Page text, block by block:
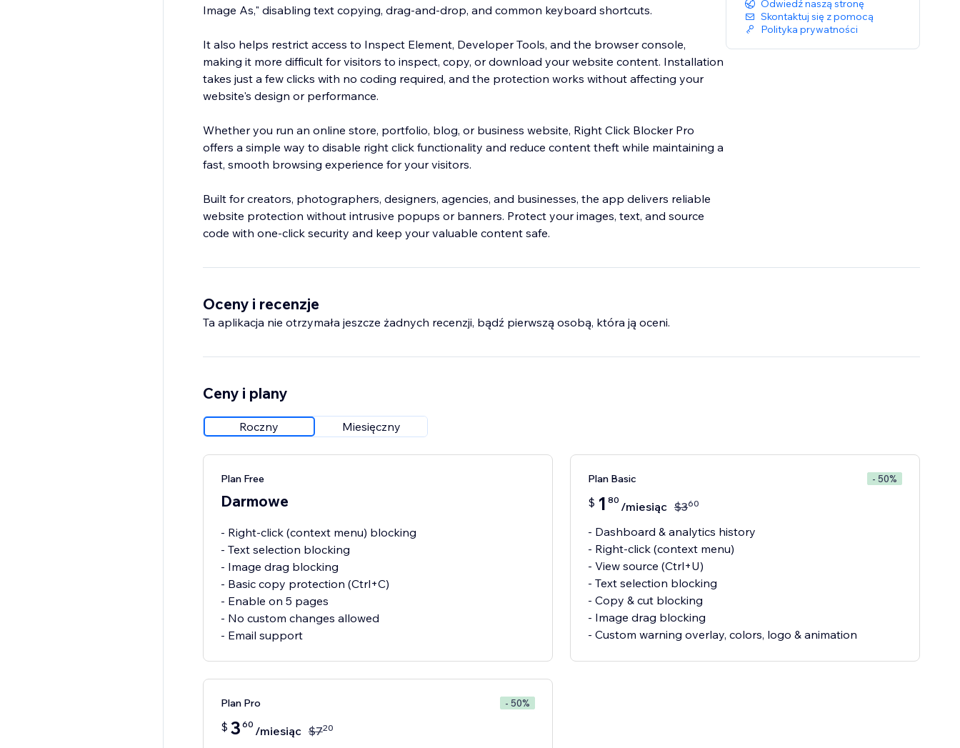
Image As," disabling text copying, drag-and-drop, and common keyboard shortcuts.
It also helps restrict access to Inspect Element, Developer Tools, and the browser console,
making it more difficult for visitors to inspect, copy, or download your website content. Installation
takes just a few clicks with no coding required, and the protection works without affecting your
website's design or performance.
Whether you run an online store, portfolio, blog, or business website, Right Click Blocker Pro
offers a simple way to disable right click functionality and reduce content theft while maintaining a
fast, smooth browsing experience for your visitors.
Built for creators, photographers, designers, agencies, and businesses, the app delivers reliable
website protection without intrusive popups or banners. Protect your images, text, and source
code with one-click security and keep your valuable content safe.
Odwiedź naszą stronę
Skontaktuj się z pomocą
Polityka prywatności
Oceny i recenzje
Ta aplikacja nie otrzymała jeszcze żadnych recenzji, bądź pierwszą osobą, która ją oceni.
Ceny i plany
Roczny Miesięczny
Plan Free
Darmowe
- Right-click (context menu) blocking
- Text selection blocking
- Image drag blocking
- Basic copy protection (Ctrl+C)
- Enable on 5 pages
- No custom changes allowed
- Email support
Plan Basic - 50%
$ 1 80 /miesiąc $360
- Dashboard & analytics history
- Right-click (context menu)
- View source (Ctrl+U)
- Text selection blocking
- Copy & cut blocking
- Image drag blocking
- Custom warning overlay, colors, logo & animation
Plan Pro - 50%
$ 3 60 /miesiąc $720